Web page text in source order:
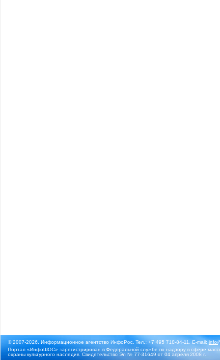
© 2007-2026, Информационное агентство ИнфоРос. Тел.: +7 495 718-84-11, E-mail:
Портал «ИнфоШОС» зарегистрирован в Федеральной службе по надзору в сфере
охраны культурного наследия. Свидетельство Эл № 77-31649 от 04 апреля 2008 г.